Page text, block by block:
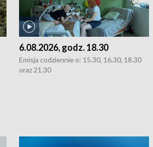
6.08.2026, godz. 18.30
Emisja codziennie o: 15.30, 16.30, 18.30
oraz 21.30